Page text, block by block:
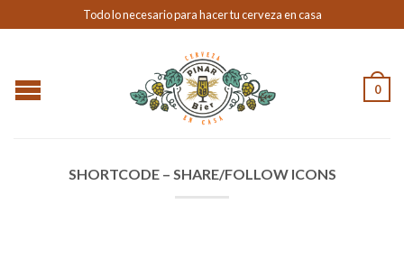
Todo lo necesario para hacer tu cerveza en casa
0
SHORTCODE – SHARE/FOLLOW ICONS